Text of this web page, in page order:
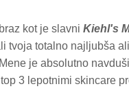
kot je slavni Kiehl's
tvoja totalno najljubša
je absolutno
3 lepotnimi skincare